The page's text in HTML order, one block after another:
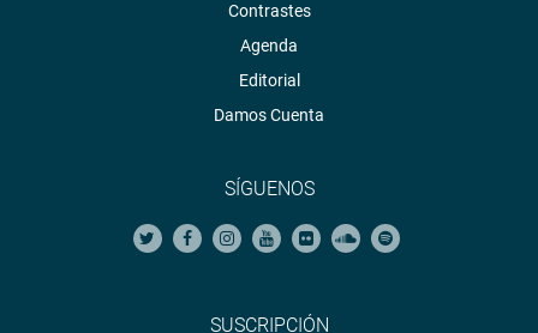
Contrastes
Agenda
Editorial
Damos Cuenta
SÍGUENOS
SUSCRIPCIÓN